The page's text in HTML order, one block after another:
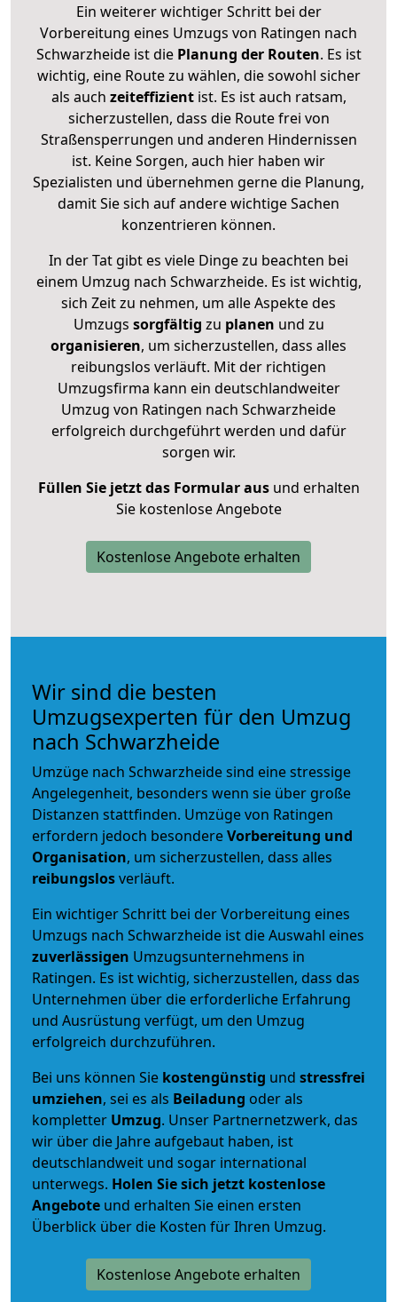
Ein weiterer wichtiger Schritt bei der
Vorbereitung eines Umzugs von Ratingen nach
Schwarzheide ist diePlanung der Routen. Es ist
wichtig, eine Route zu wählen, die sowohl sicher
als auch zeiteffizientist. Es ist auch ratsam,
sicherzustellen, dass die Route frei von
Straßensperrungen und anderen Hindernissen
ist. Keine Sorgen, auch hier haben wir
Spezialisten und übernehmen gerne die Planung,
damit Sie sich auf andere wichtige Sachen
konzentrieren können.
In der Tat gibt es viele Dinge zu beachten bei
einem Umzug nach Schwarzheide. Es ist wichtig,
sich Zeit zu nehmen, um alle Aspekte des
Umzugs sorgfältig zu planen und zu
organisieren, um sicherzustellen, dass alles
reibungslos verläuft. Mit der richtigen
Umzugsfirma kann ein deutschlandweiter
Umzug von Ratingen nach Schwarzheide
erfolgreich durchgeführt werden und dafür
sorgen wir.
Füllen Sie jetzt das Formular ausund erhalten
Sie kostenlose Angebote
Kostenlose Angebote erhalten
Wir sind die besten
Umzugsexperten für den Umzug
nach Schwarzheide
Umzüge nach Schwarzheide sind eine stressige
Angelegenheit, besonders wenn sie über große
Distanzen stattfinden. Umzüge von Ratingen
erfordern jedoch besondereVorbereitung und
Organisation, um sicherzustellen, dass alles
reibungslosverläuft.
Ein wichtiger Schritt bei der Vorbereitung eines
Umzugs nach Schwarzheide ist die Auswahl eines
zuverlässigen Umzugsunternehmens in
Ratingen. Es ist wichtig, sicherzustellen, dass das
Unternehmen über die erforderliche Erfahrung
und Ausrüstung verfügt, um den Umzug
erfolgreich durchzuführen.
Bei uns können Sie kostengünstig und stressfrei
umziehen, sei es als Beiladung oder als
kompletter Umzug. Unser Partnernetzwerk, das
wir über die Jahre aufgebaut haben, ist
deutschlandweit und sogar international
unterwegs. Holen Sie sich jetzt kostenlose
Angebote und erhalten Sie einen ersten
Überblick über die Kosten für Ihren Umzug.
Kostenlose Angebote erhalten